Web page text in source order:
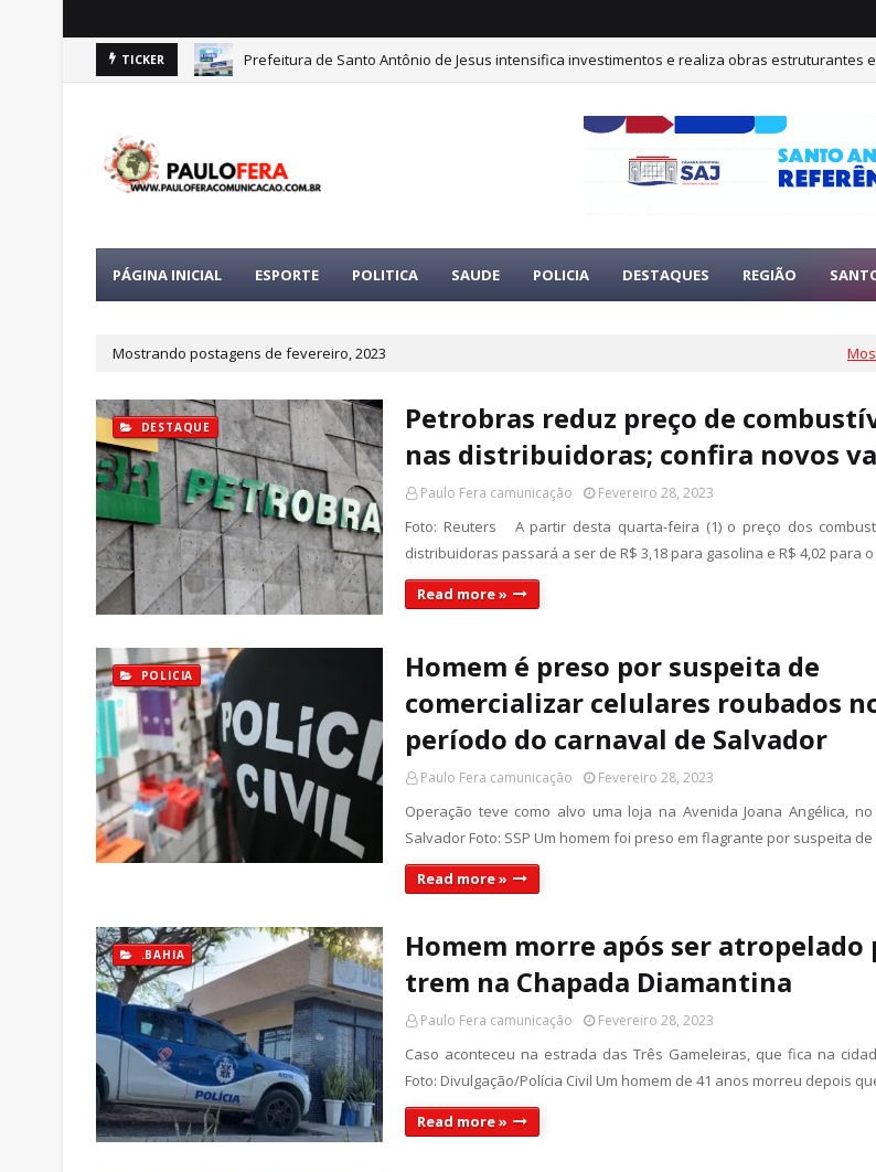
TICKER Prefeitura de Santo Antônio de Jesus intensifica investimentos e realiza obras estruturantes
PÁGINA INICIAL ESPORTE POLITICA SAUDE POLICIA DESTAQUES REGIÃO
Mostrando postagens de fevereiro, 2023
DESTAQUE
Petrobras reduz preço de
nas distribuidoras; confira novos
Paulo Fera camunicação Fevereiro 28, 2023
Foto: Reuters A partir desta quarta-feira (1) o preço dos
distribuidoras passará a ser de R$ 3,18 para gasolina e R$ 4,02 para
Read more »
POLICIA
Homem é preso por suspeita de
comercializar celulares roubados
período do carnaval de Salvador
Paulo Fera camunicação Fevereiro 28, 2023
Operação teve como alvo uma loja na Avenida Joana Angélica,
Salvador Foto: SSP Um homem foi preso em flagrante por suspeita
Read more »
.BAHIA
Homem morre após ser atropelado
trem na Chapada Diamantina
Paulo Fera camunicação Fevereiro 28, 2023
Caso aconteceu na estrada das Três Gameleiras, que fica na
Foto: Divulgação/Polícia Civil Um homem de 41 anos morreu depois
Read more »